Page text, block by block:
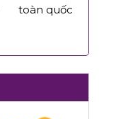
toàn quốc